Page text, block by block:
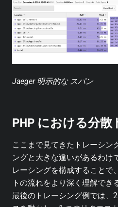
Jaeger 明示的な スパン
PHP における分
ここまで見てきたトレーシン
ングと大きな違いがあるわけ
レーシングを構成することで
トの流れをより深く理解でき
最後のトレーシング例では、